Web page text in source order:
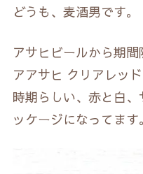
どうも、麦酒男です。
アサヒビールから期
アアサヒ クリアレッ
時期らしい、赤と白
ッケージになってます。